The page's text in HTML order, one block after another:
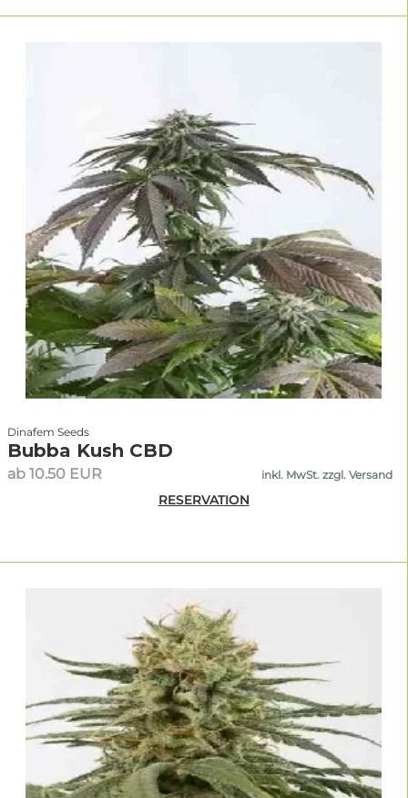
Dinafem Seeds
Bubba Kush CBD
ab 10.50 EUR inkl. MwSt. zzgl. Versand
RESERVATION